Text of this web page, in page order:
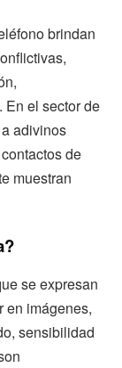
brindan
En el sector de
adivinos
de
muestran
se expresan
en imágenes,
sensibilidad